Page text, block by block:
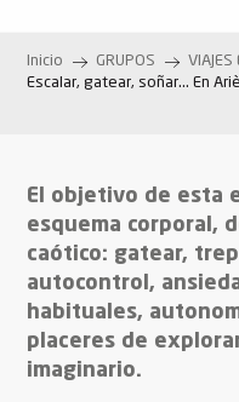
Inicio GRUPOS
VIAJES
Escalar, gatear, soñar… En
El objetivo de esta
esquema corporal,
caótico: gatear,
autocontrol,
habituales,
placeres de
imaginario.